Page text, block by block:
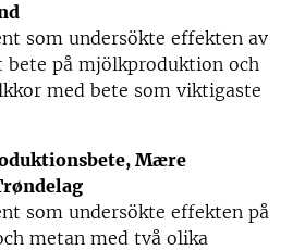
som undersökte effekten av
på mjölkproduktion och
med bete som viktigaste
Mære
som undersökte effekten på
metan med två olika